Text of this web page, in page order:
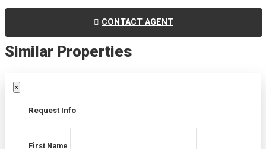
CONTACT AGENT
Similar Properties
×
Request Info
First Name